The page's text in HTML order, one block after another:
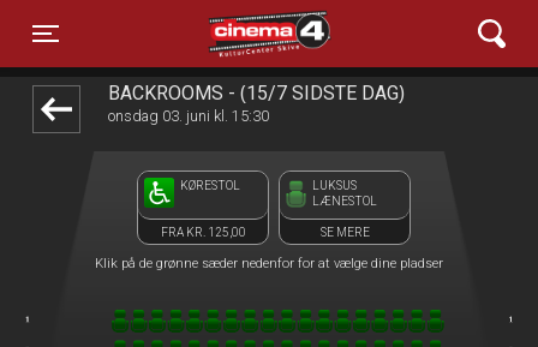
Toggle navigation
Cinema4
BACKROOMS - (15/7 SIDSTE DAG)
onsdag 03. juni kl. 15:30
KØRESTOL
FRA KR. 125,00
LUKSUS
LÆNESTOL
SE MERE
Klik på de grønne sæder nedenfor for at vælge dine pladser
1step-front02 055706